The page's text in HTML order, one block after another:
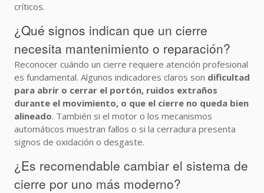
críticos.
¿Qué signos indican que un cierre
necesita mantenimiento o reparación?
Reconocer cuándo un cierre requiere atención profesional
es fundamental. Algunos indicadores claros son dificultad
para abrir o cerrar el portón, ruidos extraños
durante el movimiento, o que el cierre no queda bien
alineado. También si el motor o los mecanismos
automáticos muestran fallos o si la cerradura presenta
signos de oxidación o desgaste.
¿Es recomendable cambiar el sistema de
cierre por uno más moderno?